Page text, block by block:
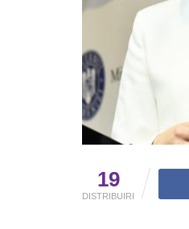
19
DISTRIBUIRI